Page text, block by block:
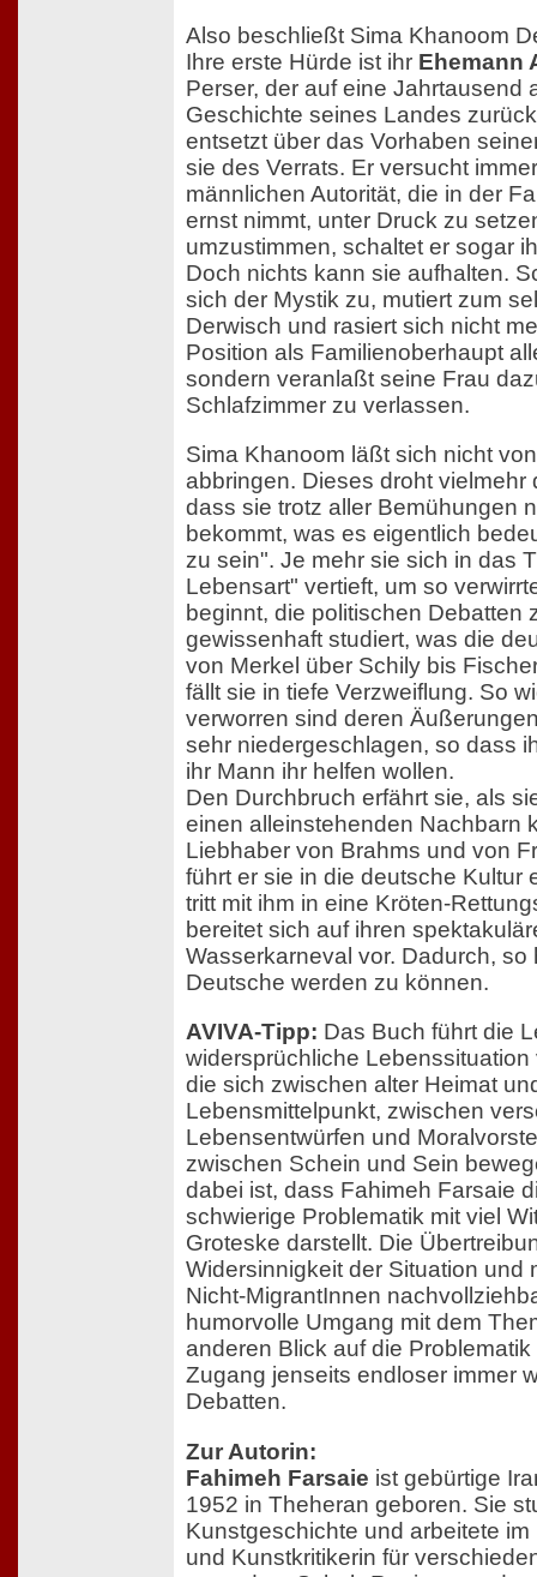
Also beschließt Sima Khanoom
Ihre erste Hürde ist ihr Ehemann
Perser, der auf eine Jahrtausend
Geschichte seines Landes
entsetzt über das Vorhaben
sie des Verrats. Er versucht
männlichen Autorität, die in der
ernst nimmt, unter Druck zu
umzustimmen, schaltet er sogar
Doch nichts kann sie aufhalten.
sich der Mystik zu, mutiert zum
Derwisch und rasiert sich nicht
Position als Familienoberhaupt
sondern veranlaßt seine Frau
Schlafzimmer zu verlassen.
Sima Khanoom läßt sich nicht
abbringen. Dieses droht vielmehr
dass sie trotz aller Bemühungen
bekommt, was es eigentlich
zu sein". Je mehr sie sich in das
Lebensart" vertieft, um so
beginnt, die politischen Debatten
gewissenhaft studiert, was die
von Merkel über Schily bis
fällt sie in tiefe Verzweiflung. So
verworren sind deren
sehr niedergeschlagen, so dass
ihr Mann ihr helfen wollen.
Den Durchbruch erfährt sie, als
einen alleinstehenden Nachbarn
Liebhaber von Brahms und von
führt er sie in die deutsche Kultur
tritt mit ihm in eine Kröten-
bereitet sich auf ihren
Wasserkarneval vor. Dadurch, so
Deutsche werden zu können.
AVIVA-Tipp: Das Buch führt die
widersprüchliche
die sich zwischen alter Heimat
Lebensmittelpunkt, zwischen
Lebensentwürfen und
zwischen Schein und Sein
dabei ist, dass Fahimeh Farsaie
schwierige Problematik mit viel
Groteske darstellt. Die
Widersinnigkeit der Situation und
Nicht-MigrantInnen
humorvolle Umgang mit dem
anderen Blick auf die
Zugang jenseits endloser immer
Debatten.
Zur Autorin:
Fahimeh Farsaie ist gebürtige
1952 in Theheran geboren. Sie
Kunstgeschichte und arbeitete
und Kunstkritikerin für